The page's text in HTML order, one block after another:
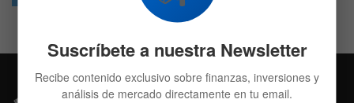
Suscríbete a nuestra Newsletter
Recibe contenido exclusivo sobre finanzas, inversiones y
análisis de mercado directamente en tu email.